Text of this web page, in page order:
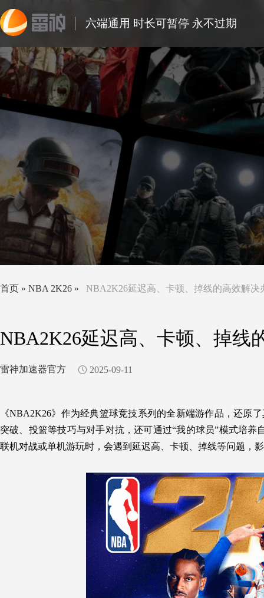
六端通用 时长可暂停 永不过期
首页 » NBA 2K26 » NBA2K26延迟高、卡顿、掉线的高效解决
NBA2K26延迟高、卡顿、掉线
雷神加速器官方 2025-09-11
《NBA2K26》作为经典篮球竞技系列的全新端游作品，还
突破、投篮等技巧与对手对抗，还可通过“我的球员”模式培
联机对战或单机游玩时，会遇到延迟高、卡顿、掉线等问题，